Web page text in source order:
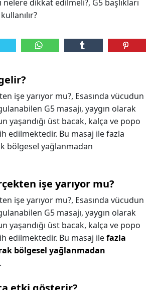
nelere dikkat edilmeli?, G5 başlıkları
işe yarıyor mu?, Esasında vücudun
G5 masajı, yaygın olarak
yaşandığı üst bacak, kalça ve popo
edilmektedir. Bu masaj ile fazla
bölgesel yağlanmadan
işe yarıyor mu?
işe yarıyor mu?, Esasında vücudun
G5 masajı, yaygın olarak
yaşandığı üst bacak, kalça ve popo
edilmektedir. Bu masaj ilefazla
bölgesel yağlanmadan
.